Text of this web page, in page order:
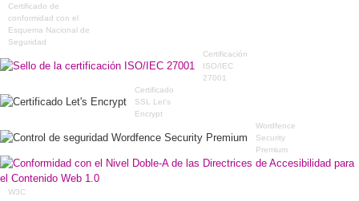
Certificado de
conformidad con el
Esquema Nacional de
Seguridad
Certificación
ISO/IEC
27001
Certificado
SSL Let's
Encrypt
Wordfence
Security
Premium
W3C